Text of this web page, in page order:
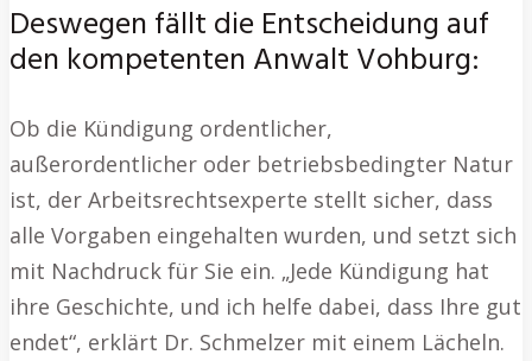
Deswegen fällt die Entscheidung auf
den kompetenten Anwalt Vohburg:
Ob die Kündigung ordentlicher,
außerordentlicher oder betriebsbedingter Natur
ist, der Arbeitsrechtsexperte stellt sicher, dass
alle Vorgaben eingehalten wurden, und setzt sich
mit Nachdruck für Sie ein. „Jede Kündigung hat
ihre Geschichte, und ich helfe dabei, dass Ihre gut
endet“, erklärt Dr. Schmelzer mit einem Lächeln.